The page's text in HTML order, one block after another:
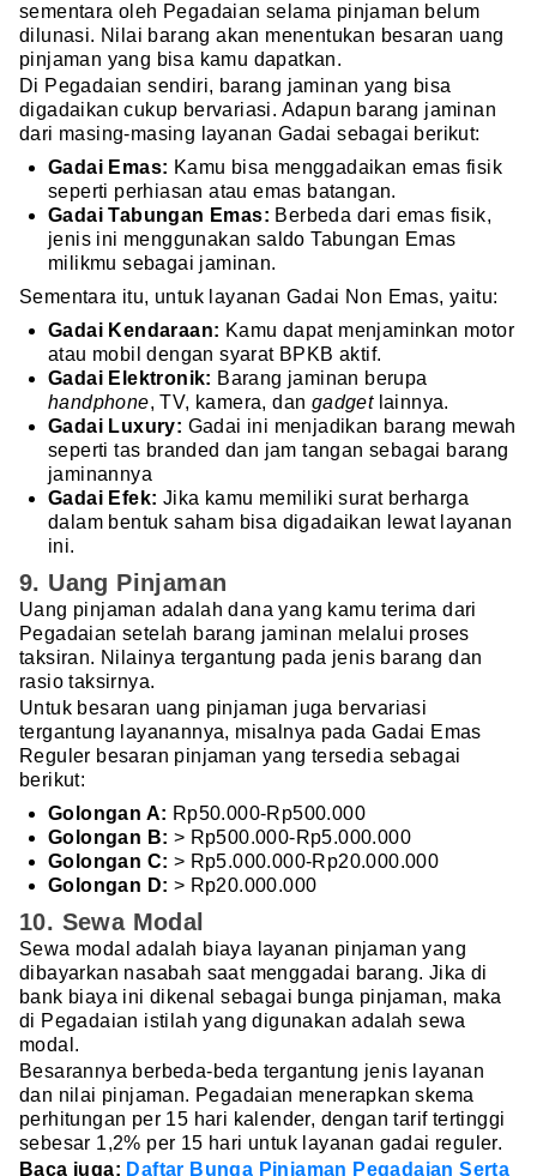
sementara oleh Pegadaian selama pinjaman belum
dilunasi. Nilai barang akan menentukan besaran uang
pinjaman yang bisa kamu dapatkan.
Di Pegadaian sendiri, barang jaminan yang bisa
digadaikan cukup bervariasi. Adapun barang jaminan
dari masing-masing layanan Gadai sebagai berikut:
Gadai Emas: Kamu bisa menggadaikan emas fisik
seperti perhiasan atau emas batangan.
Gadai Tabungan Emas: Berbeda dari emas fisik,
jenis ini menggunakan saldo Tabungan Emas
milikmu sebagai jaminan.
Sementara itu, untuk layanan Gadai Non Emas, yaitu:
Gadai Kendaraan: Kamu dapat menjaminkan motor
atau mobil dengan syarat BPKB aktif.
Gadai Elektronik: Barang jaminan berupa
handphone, TV, kamera, dan gadget lainnya.
Gadai Luxury: Gadai ini menjadikan barang mewah
seperti tas branded dan jam tangan sebagai barang
jaminannya
Gadai Efek: Jika kamu memiliki surat berharga
dalam bentuk saham bisa digadaikan lewat layanan
ini.
9. Uang Pinjaman
Uang pinjaman adalah dana yang kamu terima dari
Pegadaian setelah barang jaminan melalui proses
taksiran. Nilainya tergantung pada jenis barang dan
rasio taksirnya.
Untuk besaran uang pinjaman juga bervariasi
tergantung layanannya, misalnya pada Gadai Emas
Reguler besaran pinjaman yang tersedia sebagai
berikut:
Golongan A: Rp50.000-Rp500.000
Golongan B: > Rp500.000-Rp5.000.000
Golongan C: > Rp5.000.000-Rp20.000.000
Golongan D: > Rp20.000.000
10. Sewa Modal
Sewa modal adalah biaya layanan pinjaman yang
dibayarkan nasabah saat menggadai barang. Jika di
bank biaya ini dikenal sebagai bunga pinjaman, maka
di Pegadaian istilah yang digunakan adalah sewa
modal.
Besarannya berbeda-beda tergantung jenis layanan
dan nilai pinjaman. Pegadaian menerapkan skema
perhitungan per 15 hari kalender, dengan tarif tertinggi
sebesar 1,2% per 15 hari untuk layanan gadai reguler.
Baca juga: Daftar Bunga Pinjaman Pegadaian Serta